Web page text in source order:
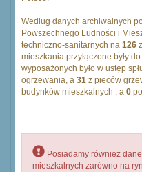
Według danych archiwalnych
Powszechnego Ludności i
techniczno-sanitarnych na 126
mieszkania przyłączone były
wyposażonych było w ustęp
ogrzewania, a 31 z pieców
budynków mieszkalnych , a 0
Posiadamy również
mieszkalnych zarówno na